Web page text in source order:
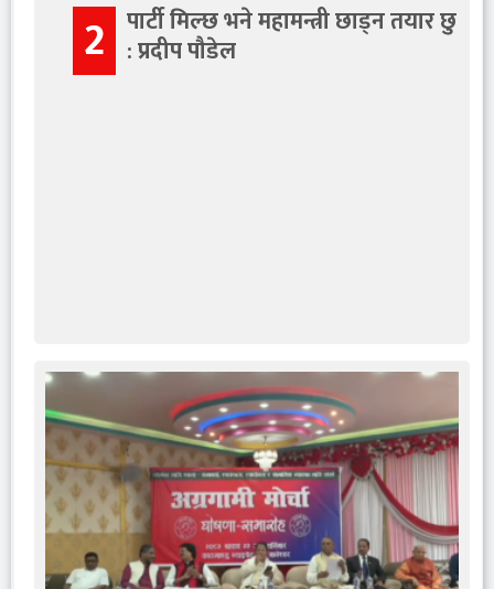
2 पार्टी मिल्छ भने महामन्त्री छाड्न तयार छु
: प्रदीप पौडेल